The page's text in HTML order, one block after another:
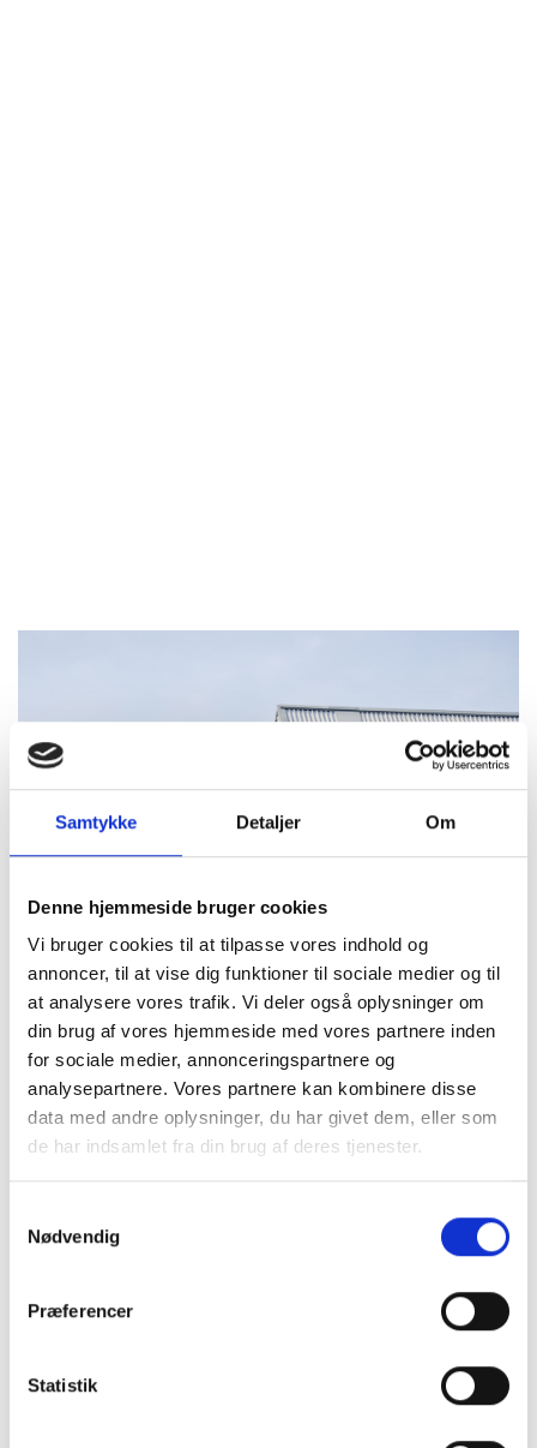
Samtykke Detaljer Om
Denne hjemmeside bruger cookies
Vi bruger cookies til at tilpasse vores indhold og
annoncer, til at vise dig funktioner til sociale medier og til
at analysere vores trafik. Vi deler også oplysninger om
din brug af vores hjemmeside med vores partnere inden
for sociale medier, annonceringspartnere og
analysepartnere. Vores partnere kan kombinere disse
data med andre oplysninger, du har givet dem, eller som
de har indsamlet fra din brug af deres tjenester.
Nødvendig
Præferencer
Statistik